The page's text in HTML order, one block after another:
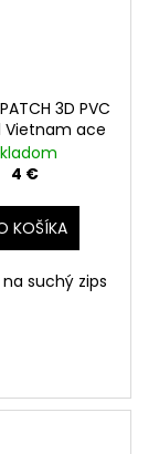
3D PVC
Vietnam ace
4 €
KOŠÍKA
na suchý zips